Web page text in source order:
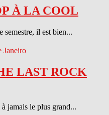
À LA COOL
semestre, il est bien...
LAST ROCK
jamais le plus grand...